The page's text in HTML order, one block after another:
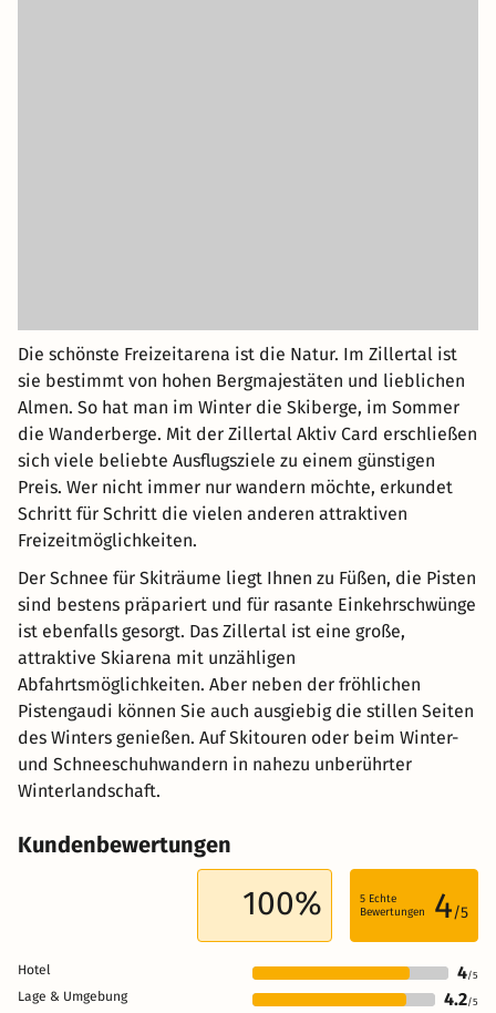
Die schönste Freizeitarena ist die Natur. Im Zillertal ist
sie bestimmt von hohen Bergmajestäten und lieblichen
Almen. So hat man im Winter die Skiberge, im Sommer
die Wanderberge. Mit der Zillertal Aktiv Card erschließen
sich viele beliebte Ausflugsziele zu einem günstigen
Preis. Wer nicht immer nur wandern möchte, erkundet
Schritt für Schritt die vielen anderen attraktiven
Freizeitmöglichkeiten.
Der Schnee für Skiträume liegt Ihnen zu Füßen, die Pisten
sind bestens präpariert und für rasante Einkehrschwünge
ist ebenfalls gesorgt. Das Zillertal ist eine große,
attraktive Skiarena mit unzähligen
Abfahrtsmöglichkeiten. Aber neben der fröhlichen
Pistengaudi können Sie auch ausgiebig die stillen Seiten
des Winters genießen. Auf Skitouren oder beim Winter-
und Schneeschuhwandern in nahezu unberührter
Winterlandschaft.
Kundenbewertungen
100% 5 Echte
Bewertungen
4/5
Hotel 4/5
Lage & Umgebung 4.2/5